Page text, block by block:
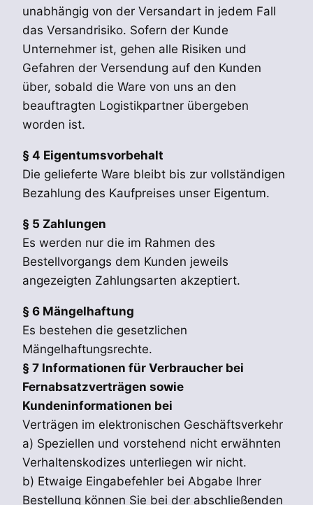
unabhängig von der Versandart in jedem Fall
das Versandrisiko. Sofern der Kunde
Unternehmer ist, gehen alle Risiken und
Gefahren der Versendung auf den Kunden
über, sobald die Ware von uns an den
beauftragten Logistikpartner übergeben
worden ist.
§ 4 Eigentumsvorbehalt
Die gelieferte Ware bleibt bis zur vollständigen
Bezahlung des Kaufpreises unser Eigentum.
§ 5 Zahlungen
Es werden nur die im Rahmen des
Bestellvorgangs dem Kunden jeweils
angezeigten Zahlungsarten akzeptiert.
§ 6 Mängelhaftung
Es bestehen die gesetzlichen
Mängelhaftungsrechte.
§ 7 Informationen für Verbraucher bei
Fernabsatzverträgen sowie
Kundeninformationen bei
Verträgen im elektronischen Geschäftsverkehr
a) Speziellen und vorstehend nicht erwähnten
Verhaltenskodizes unterliegen wir nicht.
b) Etwaige Eingabefehler bei Abgabe Ihrer
Bestellung können Sie bei der abschließenden